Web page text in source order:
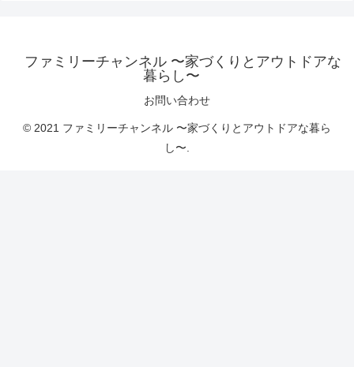
ファミリーチャンネル 〜家づくりとアウトドアな
暮らし〜
お問い合わせ
© 2021 ファミリーチャンネル 〜家づくりとアウトドアな暮ら
し〜.